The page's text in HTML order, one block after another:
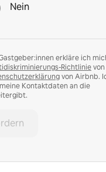
Nein
erkläre ich
Richtlinievon
von Airbnb.
Kontaktdaten an die